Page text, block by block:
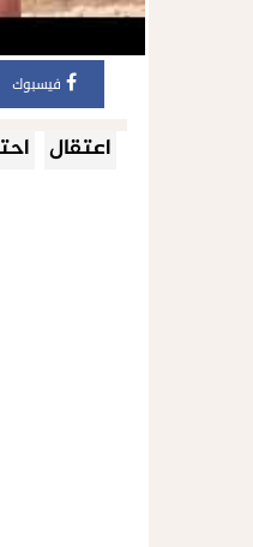
فيسبوك
اعتقال